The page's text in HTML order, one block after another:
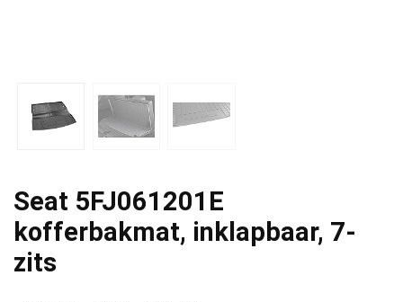
Seat 5FJ061201E
kofferbakmat, inklapbaar, 7-
zits